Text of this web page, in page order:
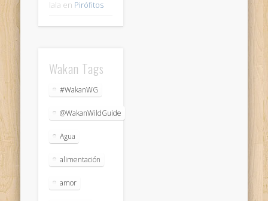
lala en Pirófitos
Wakan Tags
#WakanWG
@WakanWildGuide
Agua
alimentación
amor